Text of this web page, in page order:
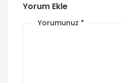
Yorum Ekle
Yorumunuz *